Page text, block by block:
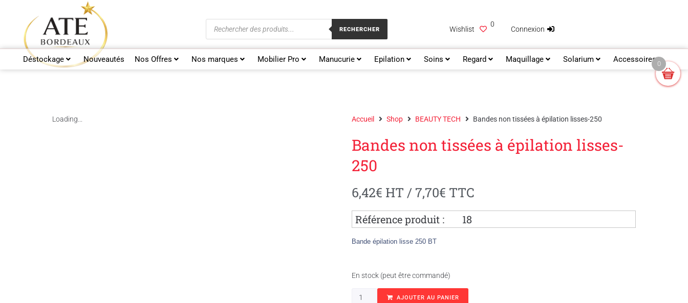
RECHERCHER Wishlist
0
Connexion
Déstockage Nouveautés Nos Offres Nos marques Mobilier Pro Manucurie Epilation Soins Regard Maquillage Solarium Accessoires
Loading... Accueil Shop BEAUTY TECH Bandes non tissées à épilation lisses-250
Bandes non tissées à épilation lisses-
250
6,42€ HT / 7,70€ TTC
Référence produit : 18
Bande épilation lisse 250 BT
En stock (peut être commandé)
AJOUTER AU PANIER
0